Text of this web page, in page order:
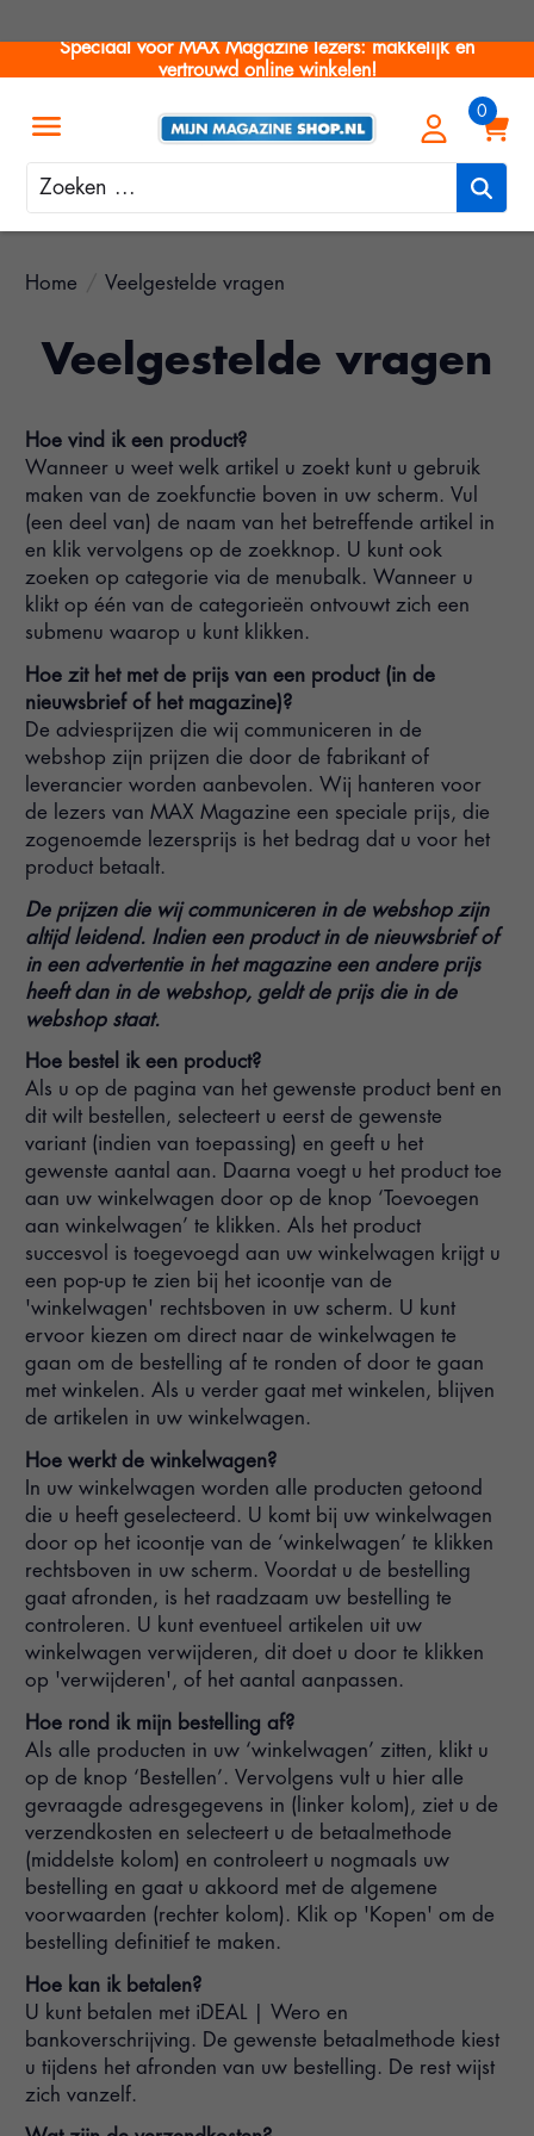
Speciaal voor MAX Magazine lezers: makkelijk en
vertrouwd online winkelen!
Zoeken
Home Veelgestelde vragen
Veelgestelde vragen
Hoe vind ik een product?
Wanneer u weet welk artikel u zoekt kunt u gebruik
maken van de zoekfunctie boven in uw scherm. Vul
(een deel van) de naam van het betreffende artikel in
en klik vervolgens op de zoekknop. U kunt ook
zoeken op categorie via de menubalk. Wanneer u
klikt op één van de categorieën ontvouwt zich een
submenu waarop u kunt klikken.
Hoe zit het met de prijs van een product (in de
nieuwsbrief of het magazine)?
De adviesprijzen die wij communiceren in de
webshop zijn prijzen die door de fabrikant of
leverancier worden aanbevolen. Wij hanteren voor
de lezers van MAX Magazine een speciale prijs, die
zogenoemde lezersprijs is het bedrag dat u voor het
product betaalt.
De prijzen die wij communiceren in de webshop zijn
altijd leidend. Indien een product in de nieuwsbrief of
in een advertentie in het magazine een andere prijs
heeft dan in de webshop, geldt de prijs die in de
webshop staat.
Hoe bestel ik een product?
Als u op de pagina van het gewenste product bent en
dit wilt bestellen, selecteert u eerst de gewenste
variant (indien van toepassing) en geeft u het
gewenste aantal aan. Daarna voegt u het product toe
aan uw winkelwagen door op de knop ‘Toevoegen
aan winkelwagen’ te klikken. Als het product
succesvol is toegevoegd aan uw winkelwagen krijgt u
een pop-up te zien bij het icoontje van de
'winkelwagen' rechtsboven in uw scherm. U kunt
ervoor kiezen om direct naar de winkelwagen te
gaan om de bestelling af te ronden of door te gaan
met winkelen. Als u verder gaat met winkelen, blijven
de artikelen in uw winkelwagen.
Hoe werkt de winkelwagen?
In uw winkelwagen worden alle producten getoond
die u heeft geselecteerd. U komt bij uw winkelwagen
door op het icoontje van de ‘winkelwagen’ te klikken
rechtsboven in uw scherm. Voordat u de bestelling
gaat afronden, is het raadzaam uw bestelling te
controleren. U kunt eventueel artikelen uit uw
winkelwagen verwijderen, dit doet u door te klikken
op 'verwijderen', of het aantal aanpassen.
Hoe rond ik mijn bestelling af?
Als alle producten in uw ‘winkelwagen’ zitten, klikt u
op de knop ‘Bestellen’. Vervolgens vult u hier alle
gevraagde adresgegevens in (linker kolom), ziet u de
verzendkosten en selecteert u de betaalmethode
(middelste kolom) en controleert u nogmaals uw
bestelling en gaat u akkoord met de algemene
voorwaarden (rechter kolom). Klik op 'Kopen' om de
bestelling definitief te maken.
Hoe kan ik betalen?
U kunt betalen met iDEAL | Wero en
bankoverschrijving. De gewenste betaalmethode kiest
u tijdens het afronden van uw bestelling. De rest wijst
zich vanzelf.